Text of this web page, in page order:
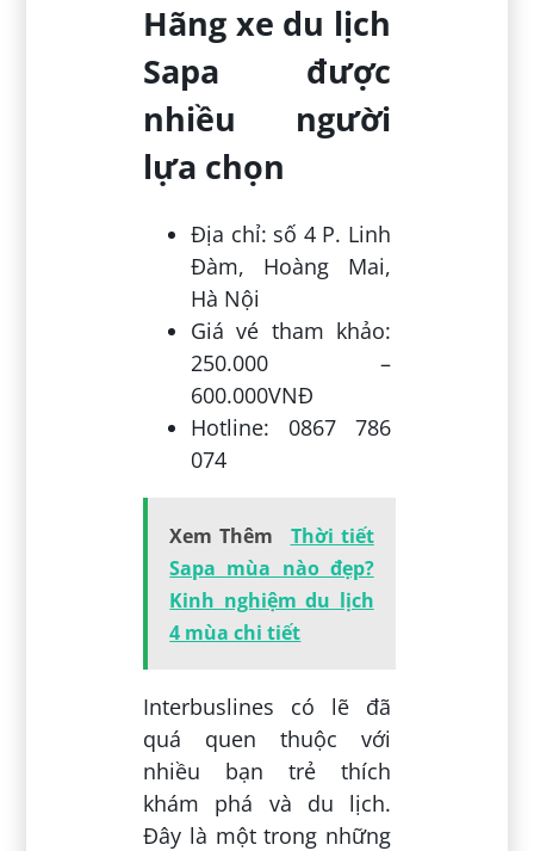
Hãng xe du lịch
Sapa được
nhiều người
lựa chọn
Địa chỉ: số 4 P. Linh
Đàm, Hoàng Mai,
Hà Nội
Giá vé tham khảo:
250.000 –
600.000VNĐ
Hotline: 0867 786
074
Xem Thêm
Thời tiết
Sapa mùa nào đẹp?
Kinh nghiệm du lịch
4 mùa chi tiết
Interbuslines có lẽ đã
quá quen thuộc với
nhiều bạn trẻ thích
khám phá và du lịch.
Đây là một trong những